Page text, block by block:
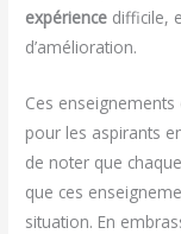
expérience difficile,
d’amélioration.
Ces
pour les aspirants
de noter que
que ces
situation. En